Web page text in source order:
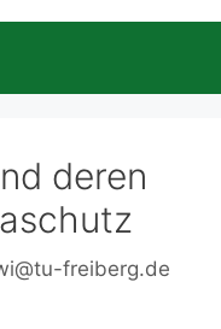
deren
freiberg.de